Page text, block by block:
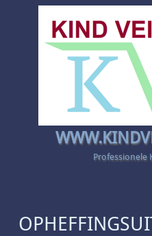
Professionele